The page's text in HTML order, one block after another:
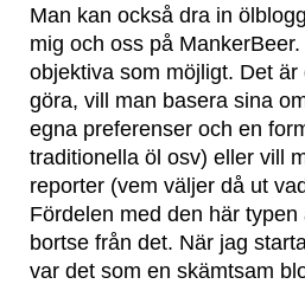
Man kan också dra in
mig och oss på
objektiva som möjligt. Det
göra, vill man basera sina
egna preferenser och en
traditionella öl osv) eller vill
reporter (vem väljer då ut
Fördelen med den här
bortse från det. När jag
var det som en skämtsam